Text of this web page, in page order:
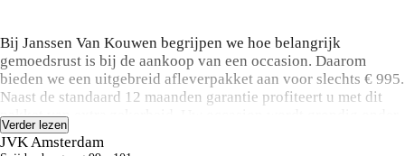
Bij Janssen Van Kouwen begrijpen we hoe belangrijk
gemoedsrust is bij de aankoop van een occasion. Daarom
bieden we een uitgebreid afleverpakket aan voor slechts € 995.
Naast de standaard 12 maanden garantie profiteert u met dit
pakket van extra zekerheid. Uw occasion wordt grondig onder
handen genomen met een uitgebreide onderhoudsbeurt, 12
maanden overdraagbare garantie, pechhulp in heel Europa,
Verder lezen
JVK Amsterdam